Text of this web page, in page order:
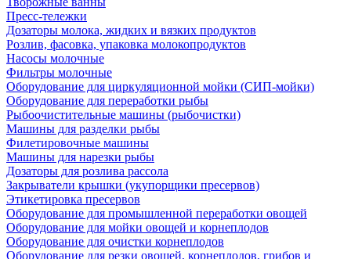
Пресс-тележки
Дозаторы молока, жидких и вязких продуктов
Розлив, фасовка, упаковка молокопродуктов
Насосы молочные
Фильтры молочные
Оборудование для циркуляционной мойки (СИП-мойки)
Оборудование для переработки рыбы
Рыбоочистительные машины (рыбочистки)
Машины для разделки рыбы
Филетировочные машины
Машины для нарезки рыбы
Дозаторы для розлива рассола
Закрыватели крышки (укупорщики пресервов)
Этикетировка пресервов
Оборудование для промышленной переработки овощей
Оборудование для мойки овощей и корнеплодов
Оборудование для очистки корнеплодов
Оборудование для резки овощей, корнеплодов, грибов и